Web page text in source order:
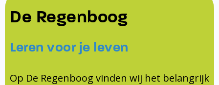
Home
De school
Opleiding en Stage
KomKids
Ouders
Ouders
Contact
Contact
Contact
Samenwerkingen
Schoollogopedist
De Regenboog
Leren voor je leven
Op De Regenboog vinden wij het belangrijk